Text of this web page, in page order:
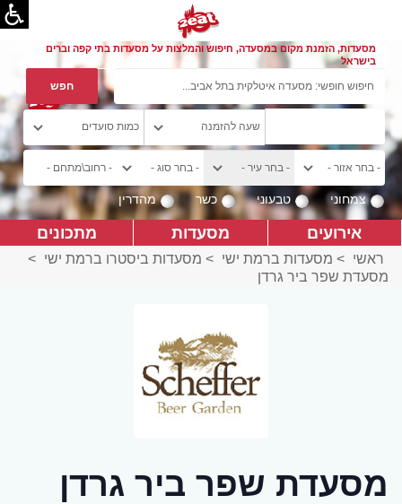
מסעדות, הזמנת מקום במסעדה, חיפוש והמלצות על מסעדות בתי קפה וברים
בישראל
צמחוני טבעוני כשר מהדרין
אירועים מסעדות מתכונים
ראשי > מסעדות ברמת ישי > מסעדות ביסטרו ברמת ישי >
מסעדת שפר ביר גרדן
מסעדת שפר ביר גרדן